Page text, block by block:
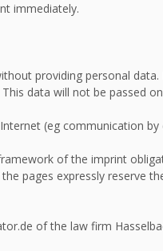
immediately.
providing personal
data will not be passed
(eg communication
of the imprint
pages expressly reserve
of the law firm